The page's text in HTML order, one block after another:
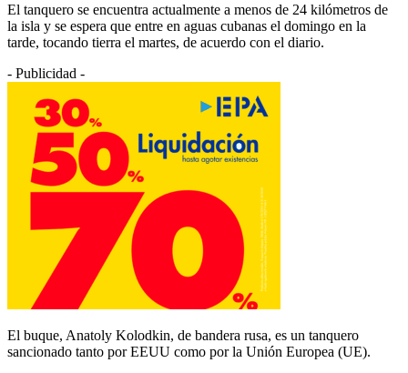
El tanquero se encuentra actualmente a menos de 24 kilómetros de
la isla y se espera que entre en aguas cubanas el domingo en la
tarde, tocando tierra el martes, de acuerdo con el diario.
- Publicidad -
El buque, Anatoly Kolodkin, de bandera rusa, es un tanquero
sancionado tanto por EEUU como por la Unión Europea (UE).